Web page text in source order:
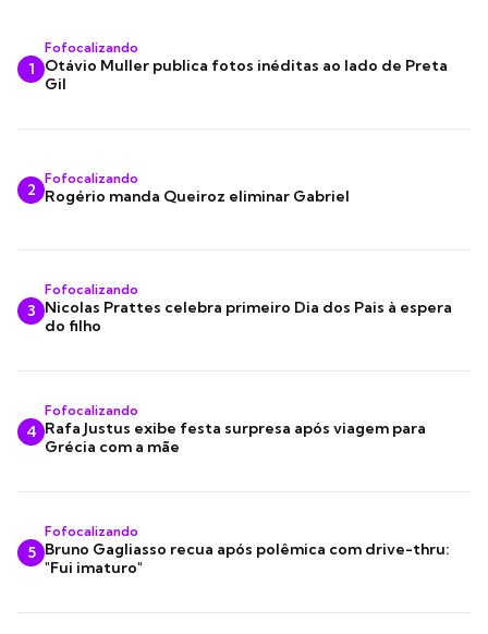
1
Fofocalizando
Otávio Muller publica fotos inéditas ao lado de Preta
Gil
2
Fofocalizando
Rogério manda Queiroz eliminar Gabriel
3
Fofocalizando
Nicolas Prattes celebra primeiro Dia dos Pais à espera
do filho
4
Fofocalizando
Rafa Justus exibe festa surpresa após viagem para
Grécia com a mãe
5
Fofocalizando
Bruno Gagliasso recua após polêmica com drive-thru:
"Fui imaturo"